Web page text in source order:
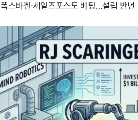
폭스바겐·세일즈포스도 베팅…설립 반